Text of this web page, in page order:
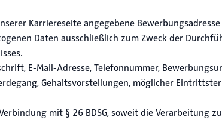
Karriereseite angegebene
Daten ausschließlich zum Zweck der
E-Mail-Adresse, Telefonnummer,
Gehaltsvorstellungen, möglicher
mit § 26 BDSG, soweit die Verarbeitung